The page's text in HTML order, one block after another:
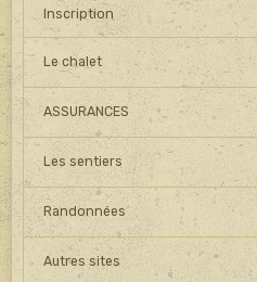
Inscription
Le chalet
ASSURANCES
Les sentiers
Randonnées
Autres sites